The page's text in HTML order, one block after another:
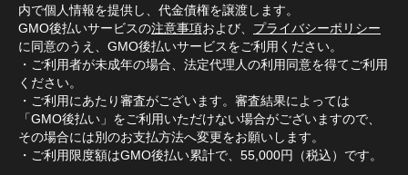
内で個人情報を提供し、代金債権を譲渡します。
GMO後払いサービスの注意事項および、 プライバシーポリシー
に同意のうえ、GMO後払いサービスをご利用ください。
・ご利用者が未成年の場合、法定代理人の利用同意を得てご利用
ください。
・ご利用にあたり審査がございます。審査結果によっては
「GMO後払い」をご利用いただけない場合がございますので、
その場合には別のお支払方法へ変更をお願いします。
・ご利用限度額はGMO後払い累計で、55,000円（税込）です。